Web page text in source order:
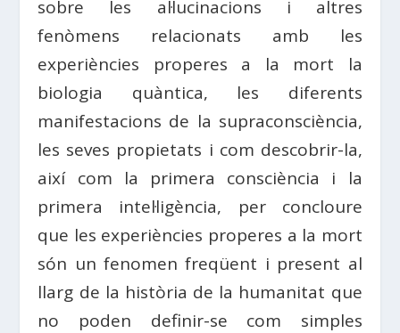
sobre les al·lucinacions i altres
fenòmens relacionats amb les
experiències properes a la mort la
biologia quàntica, les diferents
manifestacions de la supraconsciència,
les seves propietats i com descobrir-la,
així com la primera consciència i la
primera intel·ligència, per concloure
que les experiències properes a la mort
són un fenomen freqüent i present al
llarg de la història de la humanitat que
no poden definir-se com simples